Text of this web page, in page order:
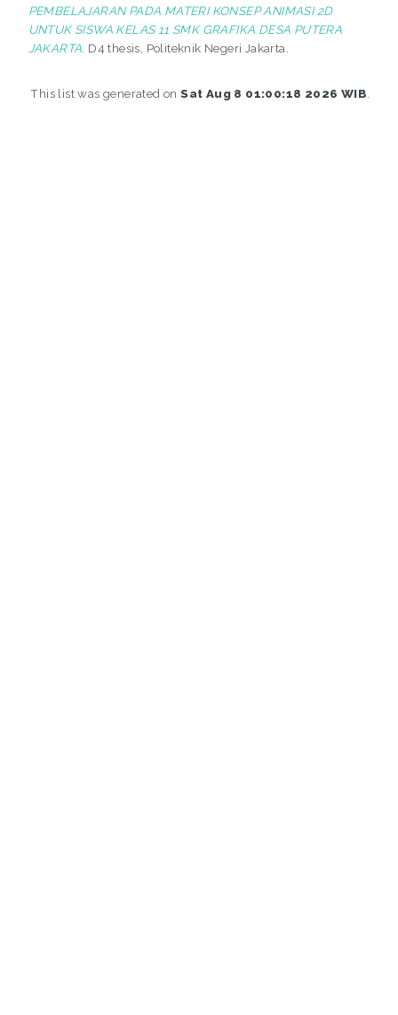
PEMBELAJARAN PADA MATERI KONSEP ANIMASI 2D
UNTUK SISWA KELAS 11 SMK GRAFIKA DESA PUTERA
JAKARTA. D4 thesis, Politeknik Negeri Jakarta.
This list was generated onSat Aug 8 01:00:18 2026 WIB